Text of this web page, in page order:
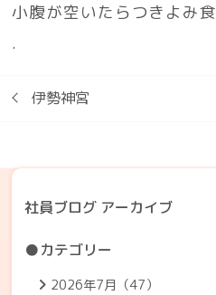
小腹が空いたらつきよみ食
.
伊勢神宮
社員ブログ アーカイブ
●カテゴリー
2026年7月（47）